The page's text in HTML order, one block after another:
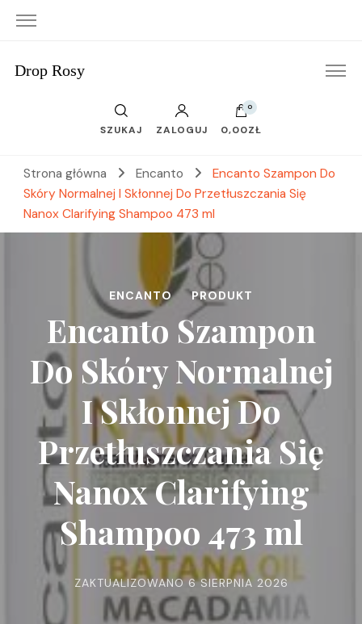
Drop Rosy
SZUKAJ ZALOGUJ
0
0,00ZŁ
Strona główna Encanto
Encanto Szampon Do
Skóry Normalnej I Skłonnej Do Przetłuszczania Się
Nanox Clarifying Shampoo 473 ml
ENCANTO PRODUKT
Encanto Szampon
Do Skóry Normalnej
I Skłonnej Do
Przetłuszczania Się
Nanox Clarifying
Shampoo 473 ml
ZAKTUALIZOWANO6 SIERPNIA 2026